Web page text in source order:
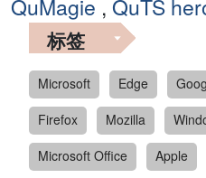
QuMagie , QuTS
标签
Microsoft Edge
Firefox
Mozilla
Microsoft Office
Apple